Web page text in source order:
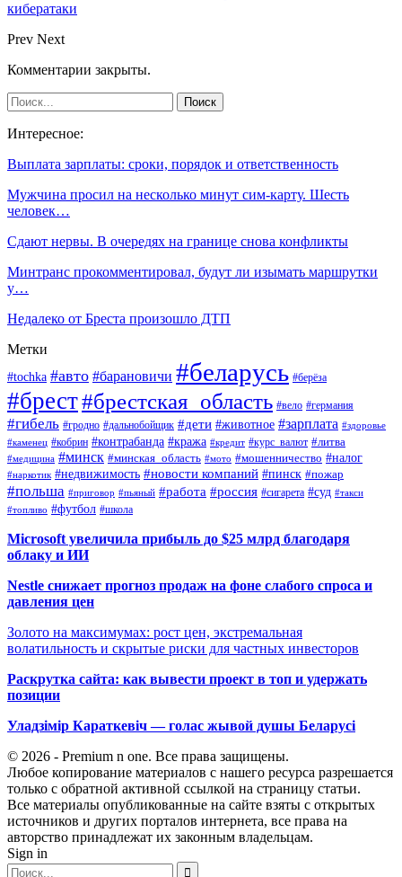
кибератаки
Prev Next
Комментарии закрыты.
Интересное:
Выплата зарплаты: сроки, порядок и ответственность
Мужчина просил на несколько минут сим-карту. Шесть
человек…
Сдают нервы. В очередях на границе снова конфликты
Минтранс прокомментировал, будут ли изымать маршрутки
у…
Недалеко от Бреста произошло ДТП
Метки
#tochka #авто #барановичи #беларусь #берёза
#брест#брестская_область #вело #германия
#гибель #гродно #дальнобойщик #дети #животное #зарплата #здоровье
#каменец #кобрин #контрабанда #кража #кредит #курс_валют #литва
#медицина #минск #минская_область #мото #мошенничество #налог
#наркотик #недвижимость #новости компаний #пинск #пожар
#польша #приговор #пьяный #работа #россия #сигарета #суд #такси
#топливо #футбол #школа
Microsoft увеличила прибыль до $25 млрд благодаря
облаку и ИИ
Nestle снижает прогноз продаж на фоне слабого спроса и
давления цен
Золото на максимумах: рост цен, экстремальная
волатильность и скрытые риски для частных инвесторов
Раскрутка сайта: как вывести проект в топ и удержать
позиции
Уладзімір Караткевіч — голас жывой душы Беларусі
© 2026 - Premium n one. Все права защищены.
Любое копирование материалов с нашего ресурса разрешается
только с обратной активной ссылкой на страницу статьи.
Все материалы опубликованные на сайте взяты с открытых
источников и других порталов интернета, все права на
авторство принадлежат их законным владельцам.
Sign in